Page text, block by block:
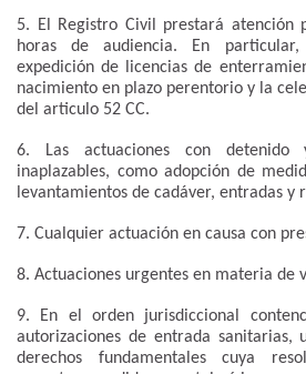
5. El Registro Civil prestará atención
horas de audiencia. En
expedición de licencias de
nacimiento en plazo perentorio y la
del articulo 52 CC.
6. Las actuaciones con
inaplazables, como adopción de
levantamientos de cadáver, entradas y
7. Cualquier actuación en causa con
8. Actuaciones urgentes en materia de
9. En el orden jurisdiccional
autorizaciones de entrada sanitarias,
derechos fundamentales cuya